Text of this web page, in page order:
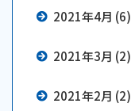
2021年4月 (6)
2021年3月 (2)
2021年2月 (2)